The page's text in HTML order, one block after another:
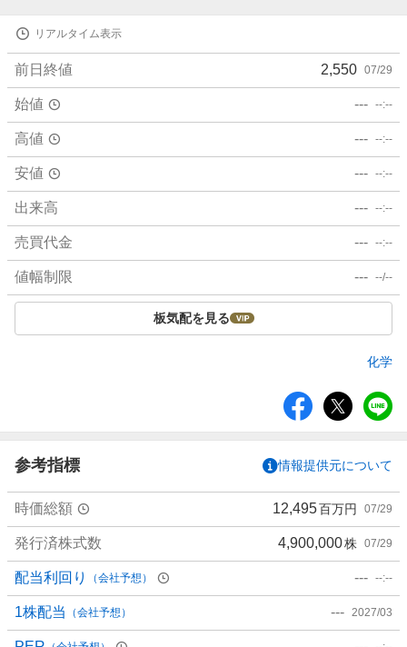
リアルタイム表示
前日終値 2,550 07/29
始値 --- --:--
高値 --- --:--
安値 --- --:--
出来高 --- --:--
売買代金 --- --:--
値幅制限 --- --/--
板気配を見る
化学
ア
参考指標 情報提供元について
時価総額 12,495百万円 07/29
発行済株式数 4,900,000株 07/29
配当利回り （会社予想） --- --:--
1株配当 （会社予想） --- 2027/03